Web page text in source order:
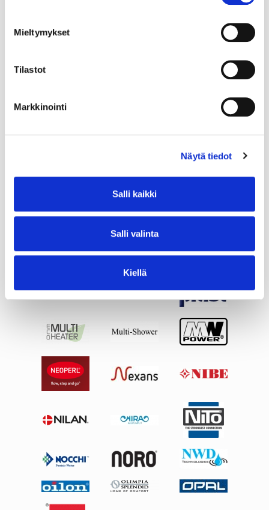
Mieltymykset
Tilastot
Markkinointi
Näytä tiedot
Salli kaikki
Salli valinta
Kiellä